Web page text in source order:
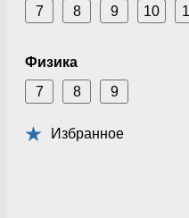
7
8 9 10
Физика
7
8 9
Избранное